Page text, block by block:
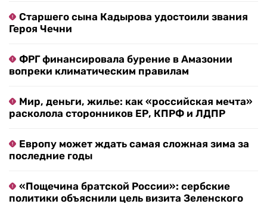
Старшего сына Кадырова удостоили звания
Героя Чечни
ФРГ финансировала бурение в Амазонии
вопреки климатическим правилам
Мир, деньги, жилье: как «российская мечта»
расколола сторонников ЕР, КПРФ и ЛДПР
Европу может ждать самая сложная зима за
последние годы
«Пощечина братской России»: сербские
политики объяснили цель визита Зеленского